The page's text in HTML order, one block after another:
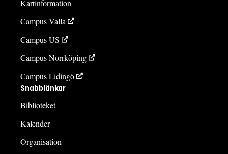
Kartinformation
Campus Valla
Campus US
Campus Norrköping
Campus Lidingö
Snabblänkar
Biblioteket
Kalender
Organisation